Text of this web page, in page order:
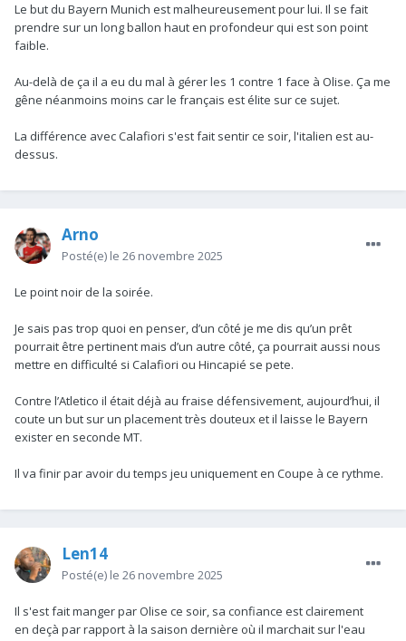
Le but du Bayern Munich est malheureusement pour lui. Il se fait
prendre sur un long ballon haut en profondeur qui est son point
faible.
Au-delà de ça il a eu du mal à gérer les 1 contre 1 face à Olise. Ça me
gêne néanmoins moins car le français est élite sur ce sujet.
La différence avec Calafiori s'est fait sentir ce soir, l'italien est au-
dessus.
Arno
Posté(e) le 26 novembre 2025
Le point noir de la soirée.
Je sais pas trop quoi en penser, d’un côté je me dis qu’un prêt
pourrait être pertinent mais d’un autre côté, ça pourrait aussi nous
mettre en difficulté si Calafiori ou Hincapié se pete.
Contre l’Atletico il était déjà au fraise défensivement, aujourd’hui, il
coute un but sur un placement très douteux et il laisse le Bayern
exister en seconde MT.
Il va finir par avoir du temps jeu uniquement en Coupe à ce rythme.
Len14
Posté(e) le 26 novembre 2025
Il s'est fait manger par Olise ce soir, sa confiance est clairement
en deçà par rapport à la saison dernière où il marchait sur l'eau